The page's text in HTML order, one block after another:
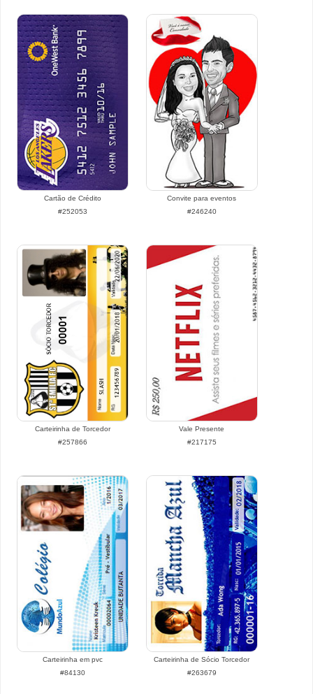
Cartão de Crédito
#252053
Convite para eventos
#246240
Carteirinha de Torcedor
#257866
Vale Presente
#217175
Carteirinha em pvc
#84130
Carteirinha de Sócio Torcedor
#263679